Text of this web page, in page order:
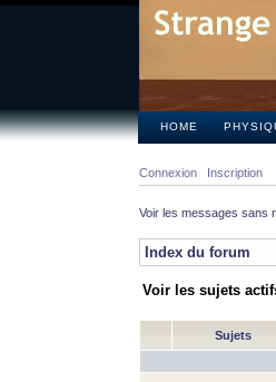
HOME
Connexion Inscription
Voir les messages sans
Index du forum
Voir les sujets
Sujets